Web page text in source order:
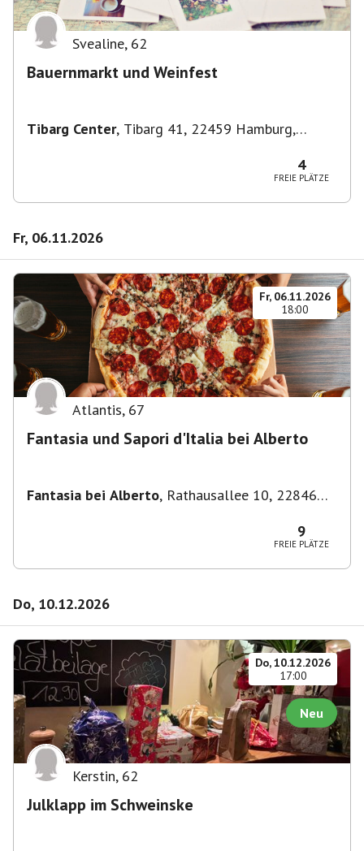
Svealine, 62
Bauernmarkt und Weinfest
Tibarg Center, Tibarg 41, 22459 Hamburg,
4
FREIE PLÄTZE
Fr, 06.11.2026
Fr, 06.11.2026
18:00
Atlantis, 67
Fantasia und Sapori d'Italia bei Alberto
Fantasia bei Alberto, Rathausallee 10, 22846
9
FREIE PLÄTZE
Do, 10.12.2026
Do, 10.12.2026
17:00
Neu
Kerstin, 62
Julklapp im Schweinske